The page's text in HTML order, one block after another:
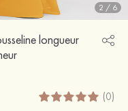
2 / 6
longueur
(0)